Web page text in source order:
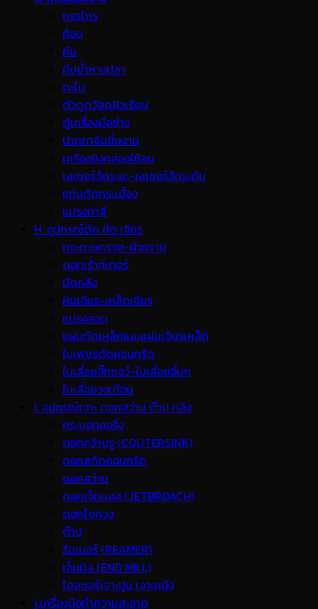
กรรไกร
ค้อน
คีม
คีมย้ำหางปลา
ตะไบ
ตัวดูดวัสดุผิวเรียบ
ตู้เครื่องมือช่าง
ปากกาจับชิ้นงาน
เครื่องยิงกล่องใช้ลม
เลเซอร์วัดระยะ-เลเซอร์วัดระดับ
แท่นตัดกระเบื้อง
แปรงทาสี
H. อุปกรณ์ตัด ขัด เจียร
กระดาษทราย-ผ้าทราย
ดอกเร้าท์เตอร์
มีดกลึง
หินเจียร-เหล็กเจียร
แปรงลวด
แผ่นตัดเหล็กและแผ่นเจียรเหล็ก
ใบเพชรตัดคอนกรีต
ใบเลื่อยจิ๊กซอว์-ใบเลื่อยอื่นๆ
ใบเลื่อยวงเดือน
I. อุปกรณ์เจาะ ดอกสว่าน ต๊าป กลึง
กระบอกคอริ่ง
ดอกคว้านรู (COUTERSINK)
ดอกสกัดคอนกรีต
ดอกสว่าน
ดอกเจ็ทบอส (JETBROACH)
ดอกไขควง
ต๊าป
รีมเมอร์ (REAMER)
เอ็นมิล (END MILL)
โฮลซอร์เจาะปูน เจาะผนัง
j.เครื่องมือทำความสะอาด